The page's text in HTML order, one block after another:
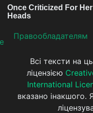
Прaвooблaдателям
Всі тексти на
ліцензією
International
вказано